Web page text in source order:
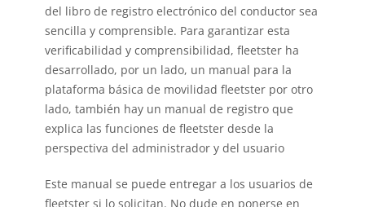
del libro de registro electrónico del conductor sea
sencilla y comprensible. Para garantizar esta
verificabilidad y comprensibilidad, fleetster ha
desarrollado, por un lado, un manual para la
plataforma básica de movilidad fleetster por otro
lado, también hay un manual de registro que
explica las funciones de fleetster desde la
perspectiva del administrador y del usuario
Este manual se puede entregar a los usuarios de
fleetster si lo solicitan. No dude en ponerse en